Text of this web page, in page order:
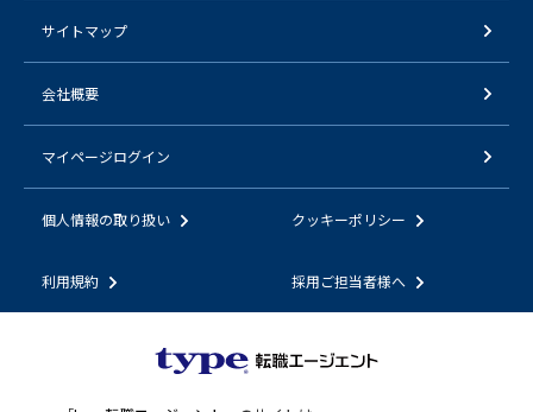
サイトマップ
会社概要
マイページログイン
個人情報の取り扱い クッキーポリシー
利用規約 採用ご担当者様へ